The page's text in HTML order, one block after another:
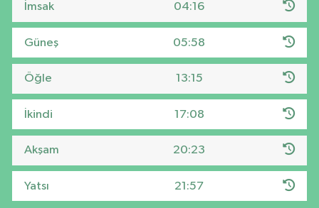
İmsak 04:16
Güneş 05:58
Öğle 13:15
İkindi 17:08
Akşam 20:23
Yatsı 21:57